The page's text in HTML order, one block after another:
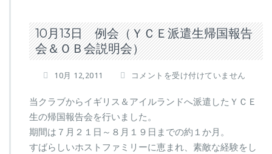
10月13日 例会（ＹＣＥ派遣生帰国報告
会＆ＯＢ会説明会）
10月 12,2011
1
月
3
日
例
コメントを受け付けていません
当クラブからイギリス＆アイルランドへ派遣したＹＣＥ
生の帰国報告会を行いました。
期間は７月２１日～８月１９日までの約１か月。
すばらしいホストファミリーに恵まれ、素敵な経験をし